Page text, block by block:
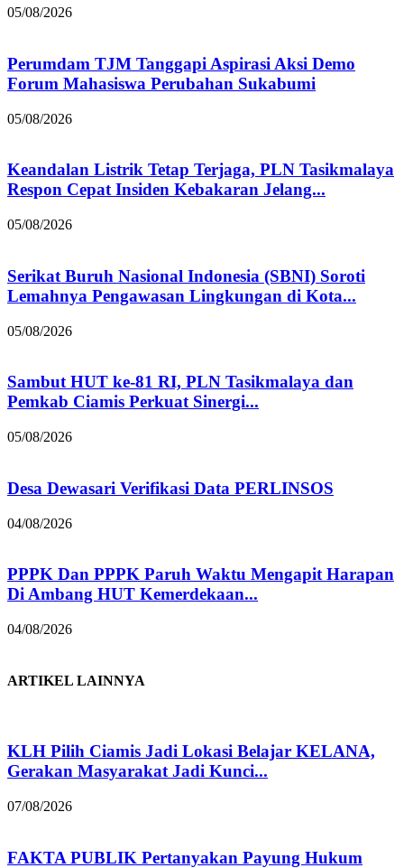
05/08/2026
Perumdam TJM Tanggapi Aspirasi Aksi Demo
Forum Mahasiswa Perubahan Sukabumi
05/08/2026
Keandalan Listrik Tetap Terjaga, PLN Tasikmalaya
Respon Cepat Insiden Kebakaran Jelang...
05/08/2026
Serikat Buruh Nasional Indonesia (SBNI) Soroti
Lemahnya Pengawasan Lingkungan di Kota...
05/08/2026
Sambut HUT ke-81 RI, PLN Tasikmalaya dan
Pemkab Ciamis Perkuat Sinergi...
05/08/2026
Desa Dewasari Verifikasi Data PERLINSOS
04/08/2026
PPPK Dan PPPK Paruh Waktu Mengapit Harapan
Di Ambang HUT Kemerdekaan...
04/08/2026
ARTIKEL LAINNYA
KLH Pilih Ciamis Jadi Lokasi Belajar KELANA,
Gerakan Masyarakat Jadi Kunci...
07/08/2026
FAKTA PUBLIK Pertanyakan Payung Hukum